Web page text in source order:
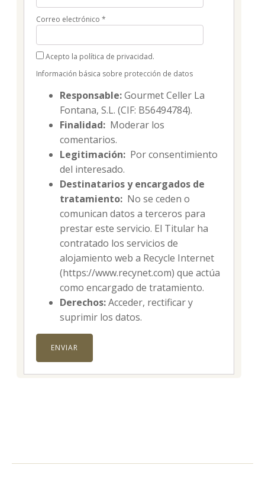
Correo electrónico *
Acepto la política de privacidad.
Información básica sobre protección de datos
Responsable:Gourmet Celler La
Fontana, S.L. (CIF: B56494784).
Finalidad: Moderar los
comentarios.
Legitimación: Por consentimiento
del interesado.
Destinatarios y encargados de
tratamiento: No se ceden o
comunican datos a terceros para
prestar este servicio. El Titular ha
contratado los servicios de
alojamiento web a Recycle Internet
(https://www.recynet.com) que actúa
como encargado de tratamiento.
Derechos:Acceder, rectificar y
suprimir los datos.